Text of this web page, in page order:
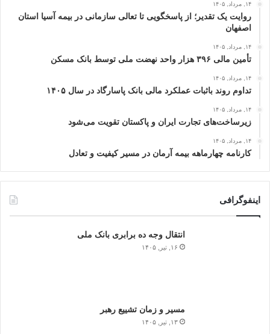
۱۴, مرداد, ۱۴۰۵
روایت یک تقدیر؛ از پاسخگویی تا تعالی سازمانی در بیمه آسیا استان
اصفهان
۱۴, مرداد, ۱۴۰۵
تأمین مالی ۳۹۶ هزار واحد نهضت ملی توسط بانک مسکن
۱۴, مرداد, ۱۴۰۵
تداوم روند باثبات عملکرد مالی بانک پاسارگاد در سال ۱۴۰۵
۱۴, مرداد, ۱۴۰۵
زیرساخت‌های تجارت ایران و پاکستان تقویت می‌شود
۱۴, مرداد, ۱۴۰۵
کارنامه چهارماهه بیمه آرمان در مسیر کیفیت و تعادل
اینفوگرافی
انتقال وجه ده برابری بانک ملی
۱۶, تیر, ۱۴۰۵
مسیر و زمان تشییع رهبر
۱۳, تیر, ۱۴۰۵